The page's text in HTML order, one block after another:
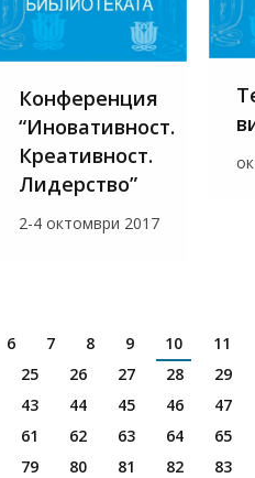
Конференция
“Иновативност.
Креативност.
Лидерство”
2-4 октомври 2017
6 7 8 9 10 11
25 26 27 28 29
43 44 45 46 47
61 62 63 64 65
79 80 81 82 83